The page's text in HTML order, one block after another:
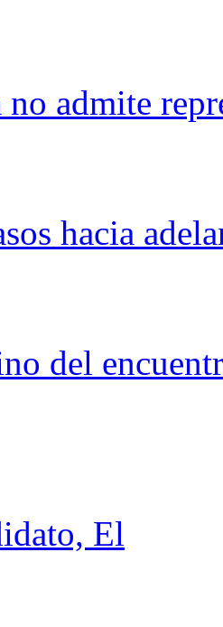
admite
hacia
del
El